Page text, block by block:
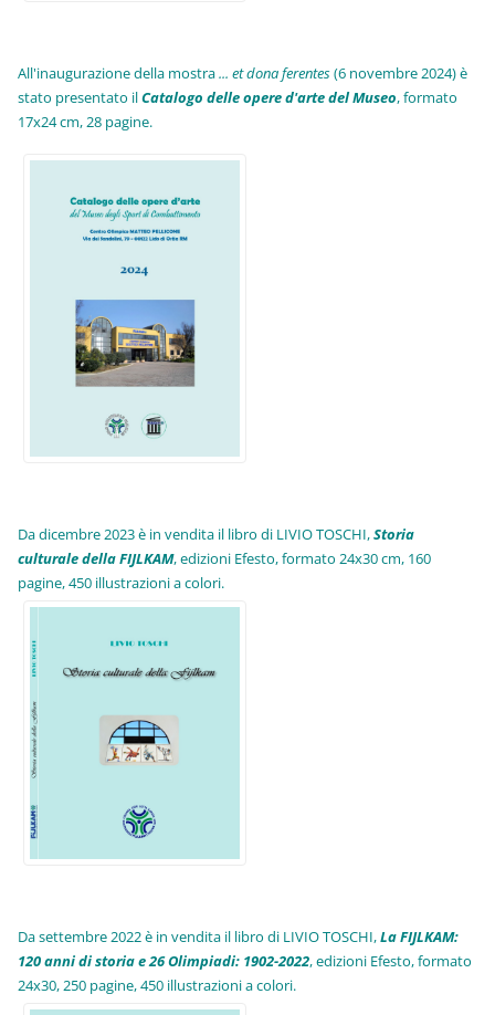
All'inaugurazione della mostra... et dona ferentes(6 novembre 2024) è
stato presentato ilCatalogo delle opere d'arte del Museo, formato
17x24 cm, 28 pagine.
Da dicembre 2023 è in vendita il libro di LIVIO TOSCHI,Storia
culturale della FIJLKAM, edizioni Efesto, formato 24x30 cm, 160
pagine, 450 illustrazioni a colori.
Da settembre 2022 è in vendita il libro di LIVIO TOSCHI,La FIJLKAM:
120 anni di storia e 26 Olimpiadi: 1902-2022, edizioni Efesto, formato
24x30, 250 pagine, 450 illustrazioni a colori.